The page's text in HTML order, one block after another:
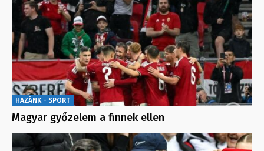
HAZÁNK - SPORT
Magyar győzelem a finnek ellen